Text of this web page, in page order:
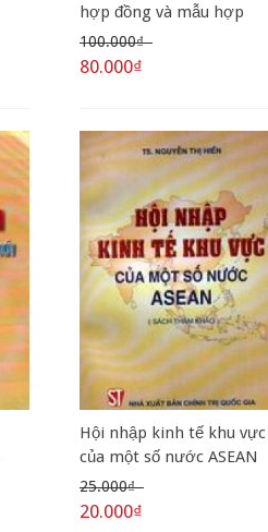
hợp đồng và mẫu hợp
đồng
100.000₫
80.000₫
Hội nhập kinh tế khu vực
của một số nước ASEAN
25.000₫
20.000₫